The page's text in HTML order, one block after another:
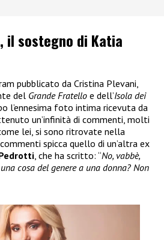
il sostegno di Katia
pubblicato da Cristina Plevani,
del Grande Fratello e dell’Isola dei
l’ennesima foto intima ricevuta da
un’infinità di commenti, molti
lei, si sono ritrovate nella
spicca quello di un’altra ex
, che ha scritto: “No, vabbè,
cosa del genere a una donna? Non